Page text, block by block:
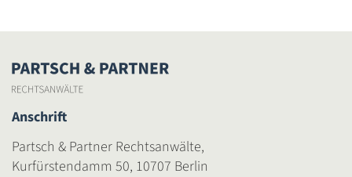
Anschrift
Partsch & Partner Rechtsanwälte,
Kurfürstendamm 50, 10707 Berlin